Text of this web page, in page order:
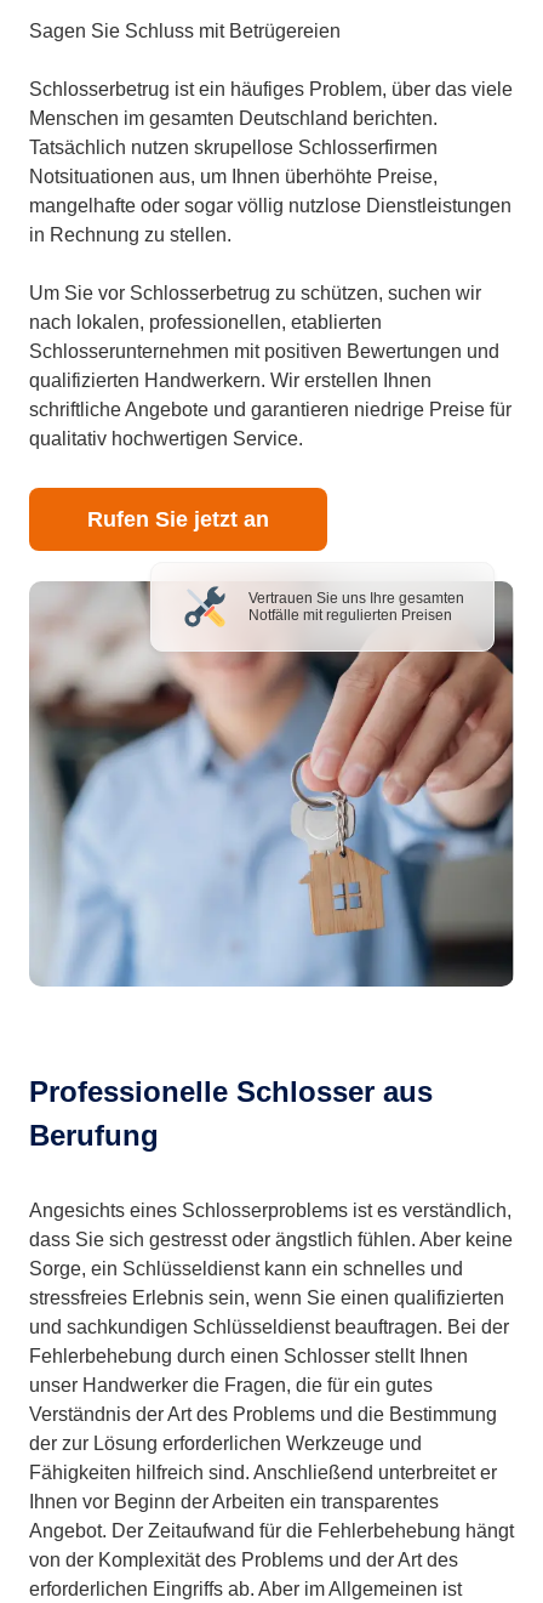
Sagen Sie Schluss mit Betrügereien
Schlosserbetrug ist ein häufiges Problem, über das viele
Menschen im gesamten Deutschland berichten.
Tatsächlich nutzen skrupellose Schlosserfirmen
Notsituationen aus, um Ihnen überhöhte Preise,
mangelhafte oder sogar völlig nutzlose Dienstleistungen
in Rechnung zu stellen.
Um Sie vor Schlosserbetrug zu schützen, suchen wir
nach lokalen, professionellen, etablierten
Schlosserunternehmen mit positiven Bewertungen und
qualifizierten Handwerkern. Wir erstellen Ihnen
schriftliche Angebote und garantieren niedrige Preise für
qualitativ hochwertigen Service.
Rufen Sie jetzt an
Vertrauen Sie uns Ihre gesamten
Notfälle mit regulierten Preisen
Professionelle Schlosser aus
Berufung
Angesichts eines Schlosserproblems ist es verständlich,
dass Sie sich gestresst oder ängstlich fühlen. Aber keine
Sorge, ein Schlüsseldienst kann ein schnelles und
stressfreies Erlebnis sein, wenn Sie einen qualifizierten
und sachkundigen Schlüsseldienst beauftragen. Bei der
Fehlerbehebung durch einen Schlosser stellt Ihnen
unser Handwerker die Fragen, die für ein gutes
Verständnis der Art des Problems und die Bestimmung
der zur Lösung erforderlichen Werkzeuge und
Fähigkeiten hilfreich sind. Anschließend unterbreitet er
Ihnen vor Beginn der Arbeiten ein transparentes
Angebot. Der Zeitaufwand für die Fehlerbehebung hängt
von der Komplexität des Problems und der Art des
erforderlichen Eingriffs ab. Aber im Allgemeinen ist